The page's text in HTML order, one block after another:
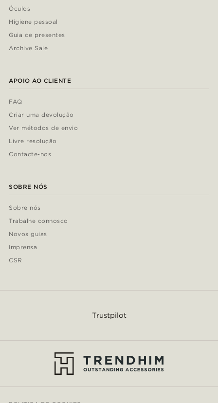
Óculos
Higiene pessoal
Guia de presentes
Archive Sale
APOIO AO CLIENTE
FAQ
Criar uma devolução
Ver métodos de envio
Livre resolução
Contacte-nos
SOBRE NÓS
Sobre nós
Trabalhe connosco
Novos guias
Imprensa
CSR
Trustpilot